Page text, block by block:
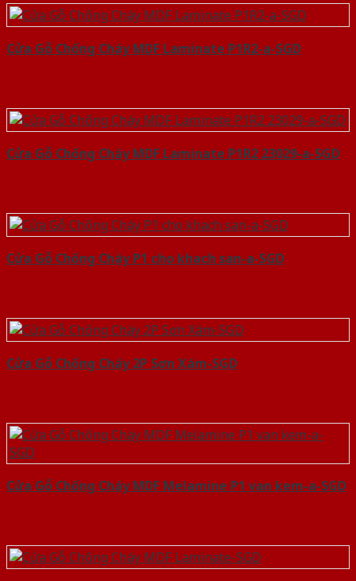
Cửa Gỗ Chống Cháy MDF Laminate P1R2-a-SGD
Cửa Gỗ Chống Cháy MDF Laminate P1R2 23029-a-SGD
Cửa Gỗ Chống Cháy P1 cho khach san-a-SGD
Cửa Gỗ Chống Cháy 2P Sơn Xám-SGD
Cửa Gỗ Chống Cháy MDF Melamine P1 van kem-a-SGD